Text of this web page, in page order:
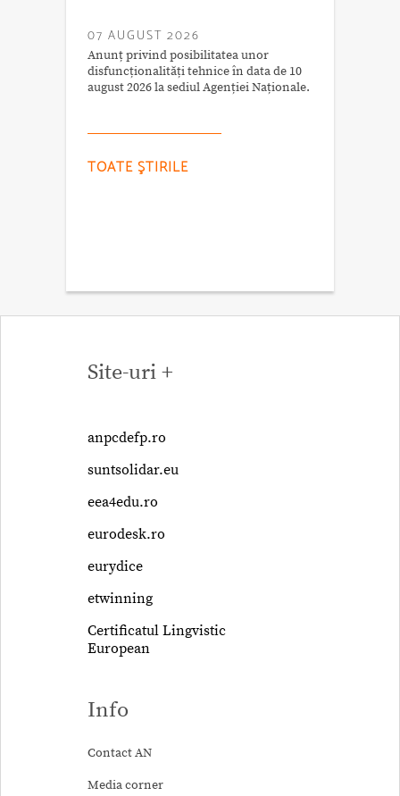
07 AUGUST 2026
Anunț privind posibilitatea unor
disfuncționalități tehnice în data de 10
august 2026 la sediul Agenției Naționale.
TOATE ŞTIRILE
Site-uri +
anpcdefp.ro
suntsolidar.eu
eea4edu.ro
eurodesk.ro
eurydice
etwinning
Certificatul Lingvistic
European
Info
Contact AN
Media corner